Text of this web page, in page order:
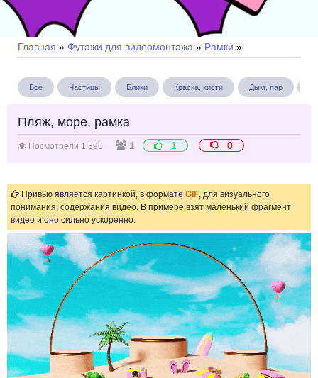
Главная » Футажи для видеомонтажа » Рамки »
Все Частицы Блики Краска, кисти Дым, пар
Пляж, море, рамка
Посмотрели 1 890 1 1 0
Привью является картинкой, в формате GIF, для визуального
понимания, содержания видео. В примере взят маленький фрагмент
видео и оно сильно ускоренно.